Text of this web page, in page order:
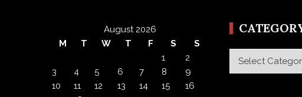
August 2026
M
T W T F S
S
1
2
3
4 5 6 7 8
9
10
11 12 13 14 15
16
Category